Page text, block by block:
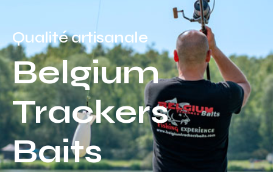
Qualité artisanale
Belgium
Trackers
Baits